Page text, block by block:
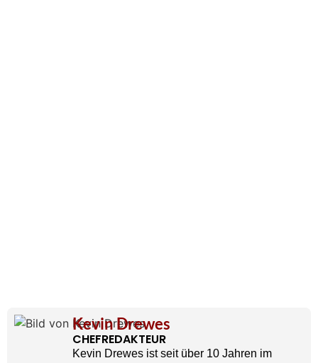
Kevin Drewes
CHEFREDAKTEUR
Kevin Drewes ist seit über 10 Jahren im